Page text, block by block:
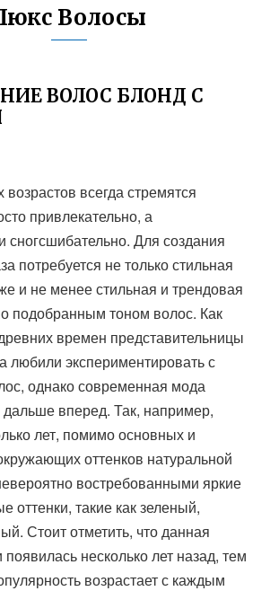
Волосы
ВОЛОС БЛОНД С
всегда стремятся
привлекательно, а
сногсшибательно. Для создания
потребуется не только стильная
и не менее стильная и трендовая
подобранным тоном волос. Как
времен представительницы
любили экспериментировать с
однако современная мода
дальше вперед. Так, например,
лет, помимо основных и
оттенков натуральной
востребованными яркие
оттенки, такие как зеленый,
Стоит отметить, что данная
несколько лет назад, тем
возрастает с каждым